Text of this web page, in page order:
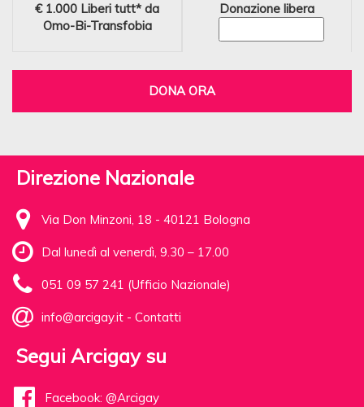
€ 1.000 Liberi tutt* da
Omo-Bi-Transfobia
Donazione libera
DONA ORA
Direzione Nazionale
Via Don Minzoni, 18 - 40121 Bologna
Dal lunedì al venerdì, 9.30 – 17.00
051 09 57 241 (Ufficio Nazionale)
info@arcigay.it - Contatti
Segui Arcigay su
Facebook: @Arcigay